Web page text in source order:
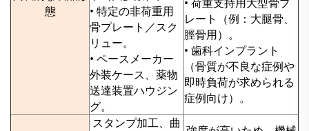
態
• 特定の非荷重用
骨プレート／スク
リュー。
• ペースメーカー
外装ケース、薬物
送達装置ハウジン
グ。
レート（例：大腿骨、
脛骨用）。
• 歯科インプラント
（骨質が不良な症例や
即時負荷が求められる
症例向け）。
スタンプ加工、曲